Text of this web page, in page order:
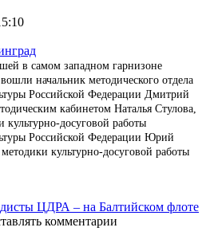
в самом западном гарнизоне
начальник методического отдела
Российской Федерации Дмитрий
кабинетом Наталья Стулова,
досуговой работы
Российской Федерации Юрий
культурно-досуговой работы
ЦДРА – на Балтийском флоте
комментарии